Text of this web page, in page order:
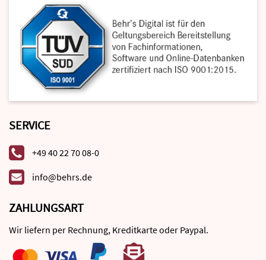
SERVICE
+49 40 22 70 08-0
info@behrs.de
ZAHLUNGSART
Wir liefern per Rechnung, Kreditkarte oder Paypal.